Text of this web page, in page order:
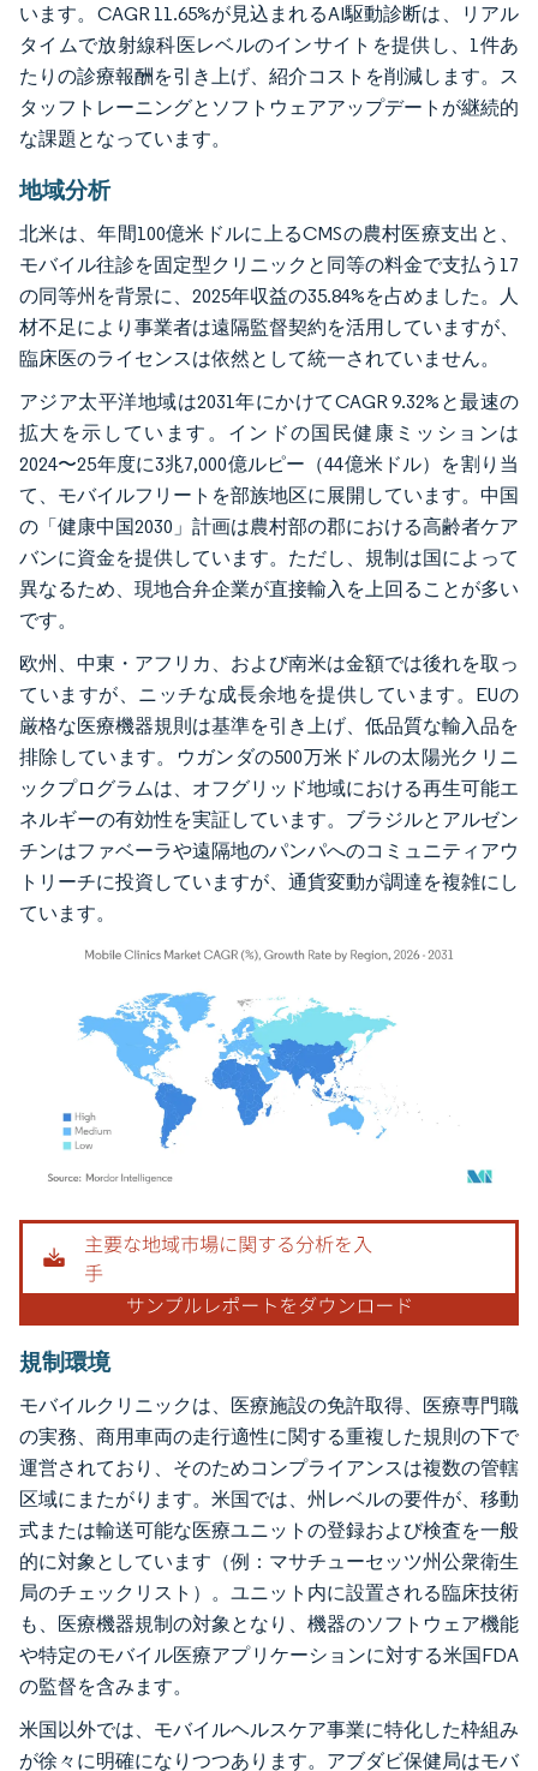
います。CAGR 11.65%が見込まれるAI駆動診断は、リアル
タイムで放射線科医レベルのインサイトを提供し、1件あ
たりの診療報酬を引き上げ、紹介コストを削減します。ス
タッフトレーニングとソフトウェアアップデートが継続的
な課題となっています。
地域分析
北米は、年間100億米ドルに上るCMSの農村医療支出と、
モバイル往診を固定型クリニックと同等の料金で支払う17
の同等州を背景に、2025年収益の35.84%を占めました。人
材不足により事業者は遠隔監督契約を活用していますが、
臨床医のライセンスは依然として統一されていません。
アジア太平洋地域は2031年にかけてCAGR 9.32%と最速の
拡大を示しています。インドの国民健康ミッションは
2024〜25年度に3兆7,000億ルピー（44億米ドル）を割り当
て、モバイルフリートを部族地区に展開しています。中国
の「健康中国2030」計画は農村部の郡における高齢者ケア
バンに資金を提供しています。ただし、規制は国によって
異なるため、現地合弁企業が直接輸入を上回ることが多い
です。
欧州、中東・アフリカ、および南米は金額では後れを取っ
ていますが、ニッチな成長余地を提供しています。EUの
厳格な医療機器規則は基準を引き上げ、低品質な輸入品を
排除しています。ウガンダの500万米ドルの太陽光クリニ
ックプログラムは、オフグリッド地域における再生可能エ
ネルギーの有効性を実証しています。ブラジルとアルゼン
チンはファベーラや遠隔地のパンパへのコミュニティアウ
トリーチに投資していますが、通貨変動が調達を複雑にし
ています。
画像 © Mordor Intelligence。再利用にはCC BY 4.0の表示が必要です。
規制環境
モバイルクリニックは、医療施設の免許取得、医療専門職
の実務、商用車両の走行適性に関する重複した規則の下で
運営されており、そのためコンプライアンスは複数の管轄
区域にまたがります。米国では、州レベルの要件が、移動
式または輸送可能な医療ユニットの登録および検査を一般
的に対象としています（例：マサチューセッツ州公衆衛生
局のチェックリスト）。ユニット内に設置される臨床技術
も、医療機器規制の対象となり、機器のソフトウェア機能
や特定のモバイル医療アプリケーションに対する米国FDA
の監督を含みます。
米国以外では、モバイルヘルスケア事業に特化した枠組み
が徐々に明確になりつつあります。アブダビ保健局はモバ